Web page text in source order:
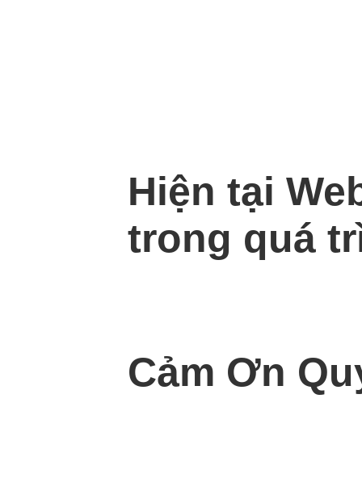
Hiện tại
trong quá
Cảm Ơn